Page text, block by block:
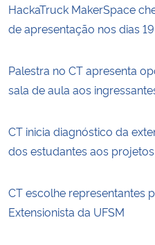
HackaTruck MakerSpace
de apresentação nos dias
Palestra no CT apresenta
sala de aula aos
CT inicia diagnóstico da
dos estudantes aos projetos
CT escolhe representantes
Extensionista da UFSM